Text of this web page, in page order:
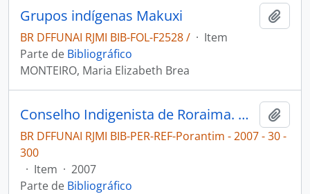
Grupos indígenas Makuxi
BR DFFUNAI RJMI BIB-FOL-F2528 / · Item
Parte de Bibliográfico
MONTEIRO, Maria Elizabeth Brea
Conselho Indigenista de Roraima. Makuxi e Wapichana divulgam cantos tradicionais [Porantim]
BR DFFUNAI RJMI BIB-PER-REF-Porantim - 2007 - 30 -
300
· Item · 2007
Parte de Bibliográfico